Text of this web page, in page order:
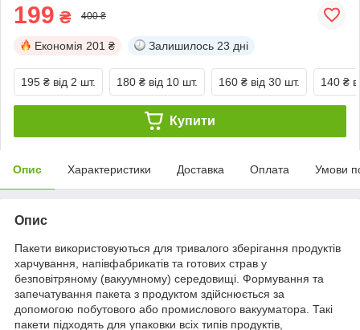
199 ₴ 400 ₴
Економія 201 ₴ Залишилось 23 дні
195 ₴ від 2 шт. 180 ₴ від 10 шт. 160 ₴ від 30 шт. 140 ₴
Купити
Опис Характеристики Доставка Оплата Умови
Опис
Пакети використовуються для тривалого зберігання продуктів
харчування, напівфабрикатів та готових страв у
безповітряному (вакуумному) середовищі. Формування та
запечатування пакета з продуктом здійснюється за
допомогою побутового або промислового вакууматора. Такі
пакети підходять для упаковки всіх типів продуктів,